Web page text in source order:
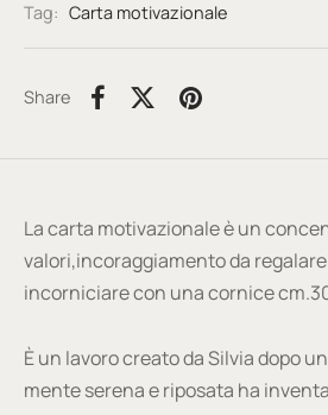
Tag: Carta motivazionale
Share
La carta motivazionale è un
valori,incoraggiamento da regalare
incorniciare con una cornice
È un lavoro creato da Silvia dopo
mente serena e riposata ha